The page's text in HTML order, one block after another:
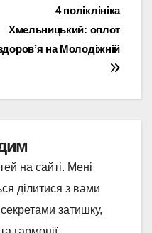
4 поліклініка
Хмельницький: оплот
на Молодіжній
на сайті. Мені
ділитися з вами
затишку,